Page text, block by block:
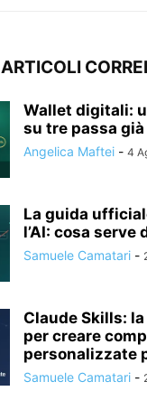
ARTICOLI
Wallet digitali:
su tre passa
Angelica Maftei - 4
La guida
l’AI: cosa serve
Samuele Camatari -
Claude Skills:
per creare
personalizzate
Samuele Camatari -